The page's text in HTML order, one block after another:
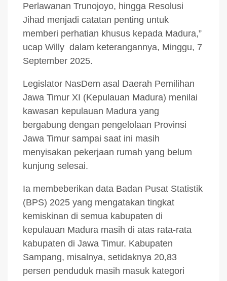
Perlawanan Trunojoyo, hingga Resolusi
Jihad menjadi catatan penting untuk
memberi perhatian khusus kepada Madura,”
ucap Willy dalam keterangannya, Minggu, 7
September 2025.
Legislator NasDem asal Daerah Pemilihan
Jawa Timur XI (Kepulauan Madura) menilai
kawasan kepulauan Madura yang
bergabung dengan pengelolaan Provinsi
Jawa Timur sampai saat ini masih
menyisakan pekerjaan rumah yang belum
kunjung selesai.
Ia membeberikan data Badan Pusat Statistik
(BPS) 2025 yang mengatakan tingkat
kemiskinan di semua kabupaten di
kepulauan Madura masih di atas rata-rata
kabupaten di Jawa Timur. Kabupaten
Sampang, misalnya, setidaknya 20,83
persen penduduk masih masuk kategori